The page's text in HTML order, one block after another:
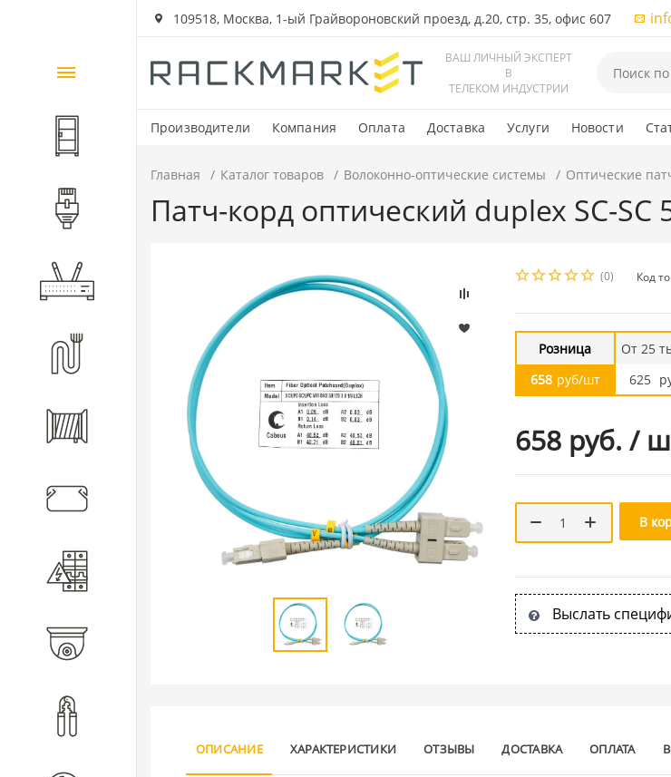
109518, Москва, 1-ый Грайвороновский проезд, д.20, стр. 35, офис 607
ВАШ ЛИЧНЫЙ ЭКСПЕРТ
В
ТЕЛЕКОМ ИНДУСТРИИ
Производители Компания Оплата Доставка Услуги Новости
Каталог
товаров
Шкафы и стойки
Компоненты СКС
Волоконно-оптические
Кабеленесущие системы
Электротехническое
Главная Каталог товаров Волоконно-оптические системы Оптические
Патч-корд оптический duplex SC-
(0) Код
Розница
658 руб/шт
От 25
625
658 руб. /
В
Выслать
ОПИСАНИЕ ХАРАКТЕРИСТИКИ ОТЗЫВЫ ДОСТАВКА ОПЛАТА